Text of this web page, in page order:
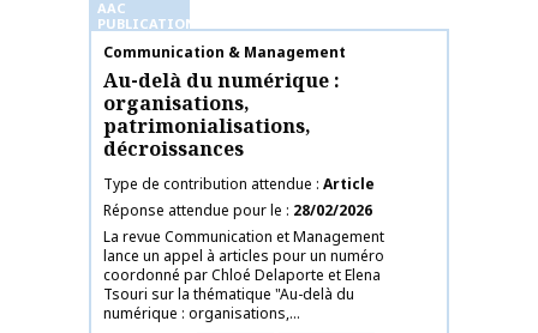
AAC
PUBLICATIONS
Nom de la publication
Communication & Management
Au-delà du numérique :
organisations,
patrimonialisations,
décroissances
Type de contribution attendue Article
Réponse attendue pour le
28/02/2026
La revue Communication et Management
lance un appel à articles pour un numéro
coordonné par Chloé Delaporte et Elena
Tsouri sur la thématique "Au-delà du
numérique : organisations,...